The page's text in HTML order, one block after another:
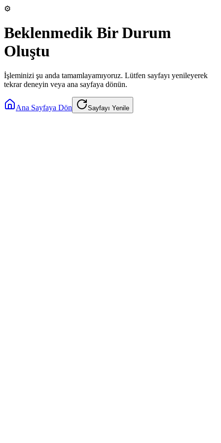
⚙️
Beklenmedik Bir Durum
Oluştu
İşleminizi şu anda tamamlayamıyoruz. Lütfen sayfayı yenileyerek
tekrar deneyin veya ana sayfaya dönün.
Ana Sayfaya Dön Sayfayı Yenile